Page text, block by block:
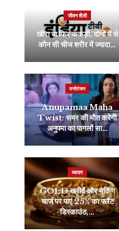
जीवन शैली
खीरा या फिर ककड़ी, दोनों में से
कौन सी चीज शरीर में ज्यादा…
मनोरंजन
Anupamaa Maha
Twist: समर की मौत करेगी
अनुपमा का पागलों सा…
व्यापार
GOLD खरीदें और मेकिंग
चार्ज पर पाएं 25% का फ्लैट
डिस्काउंट,…